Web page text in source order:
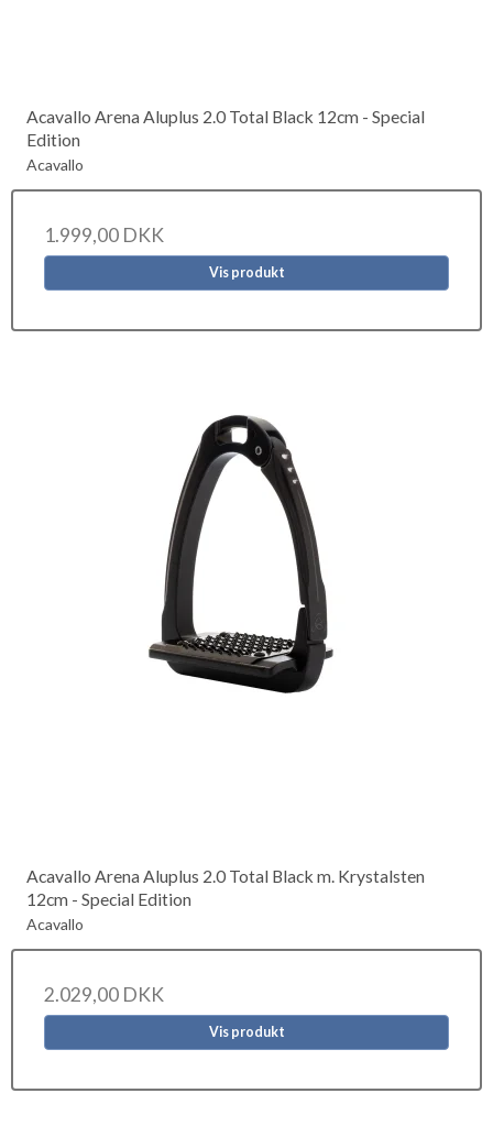
Acavallo Arena Aluplus 2.0 Total Black 12cm - Special
Edition
Acavallo
1.999,00 DKK
Vis produkt
Acavallo Arena Aluplus 2.0 Total Black m. Krystalsten
12cm - Special Edition
Acavallo
2.029,00 DKK
Vis produkt